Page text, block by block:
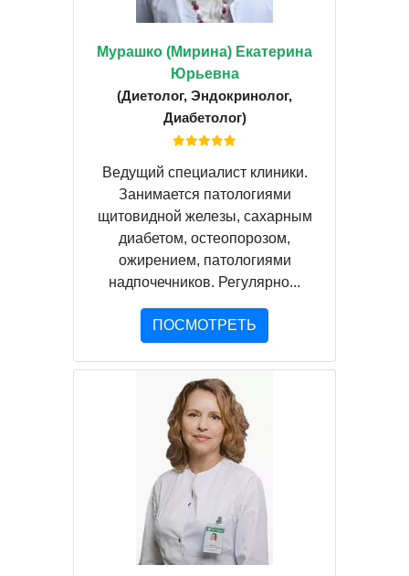
Мурашко (Мирина) Екатерина
Юрьевна
(Диетолог, Эндокринолог,
Диабетолог)
Ведущий специалист клиники.
Занимается патологиями
щитовидной железы, сахарным
диабетом, остеопорозом,
ожирением, патологиями
надпочечников. Регулярно...
ПОСМОТРЕТЬ